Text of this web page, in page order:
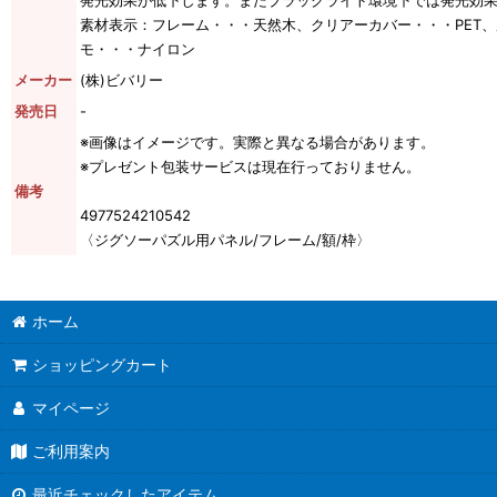
素材表示：フレーム・・・天然木、クリアーカバー・・・PET
モ・・・ナイロン
メーカー (株)ビバリー
発売日
-
備考
※画像はイメージです。実際と異なる場合があります。
※プレゼント包装サービスは現在行っておりません。
4977524210542
〈ジグソーパズル用パネル/フレーム/額/枠〉
ホーム
ショッピングカート
マイページ
ご利用案内